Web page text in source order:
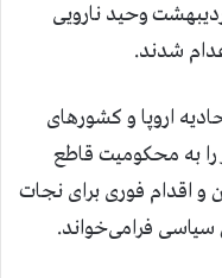
وحید نارویی
اروپا و کشورهای
به محکومیت قاطع
و اقدام فوری برای نجات
سیاسی فرامی‌خواند.